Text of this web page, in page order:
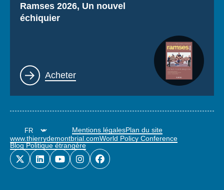
Titre
Ramses 2026, Un nouvel
échiquier
Lien
Acheter
Mentions légalesPlan du site
www.thierrydemontbrial.comWorld Policy Conference
Blog Politique étrangère